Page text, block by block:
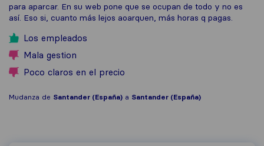
para aparcar. En su web pone que se ocupan de todo y no es
así. Eso si, cuanto más lejos aoarquen, más horas q pagas.
Los empleados
Mala gestion
Poco claros en el precio
Mudanza de Santander (España) a Santander (España)